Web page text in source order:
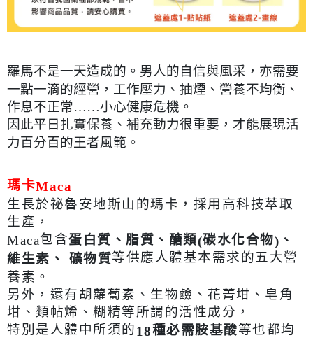
每筆NT$80，滿NT$490(含以上)免運費
羅馬不是一天造成的。男人的自信與風采，亦需要
一點一滴的經營，工作壓力、抽煙、營養不均衡、
作息不正常……小心健康危機。
因此平日扎實保養、補充動力很重要，才能展現活
力百分百的王者風範。
瑪卡Maca
生長於祕魯安地斯山的瑪卡，採用高科技萃取
生產，
Maca包含蛋白質、脂質、醣類(碳水化合物) 、
維生素、 礦物質等供應人體基本需求的五大營
養素。
另外，還有胡蘿蔔素、生物鹼、花菁坩、皂角
坩、類帖烯、糊精等所謂的活性成分，
特別是人體中所須的18種必需胺基酸等也都均